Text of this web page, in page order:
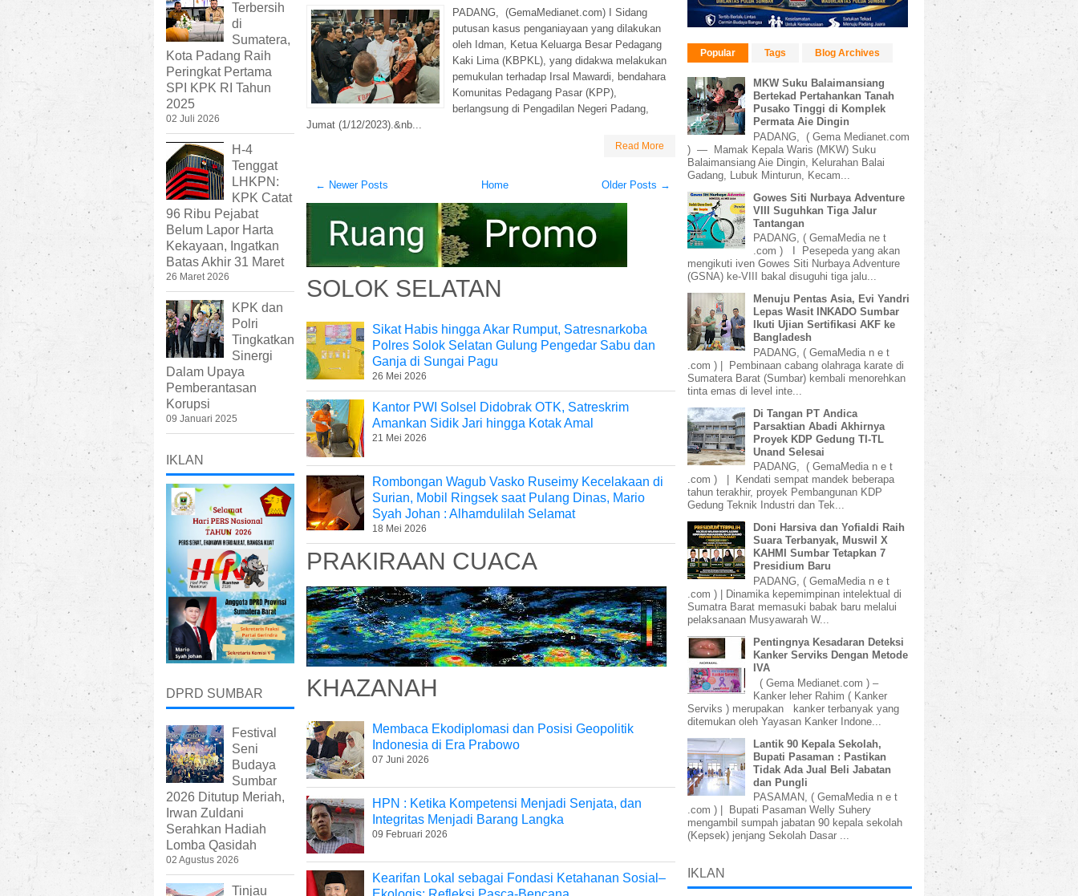
PADANG, (GemaMedianet.com) I Sidang
putusan kasus penganiayaan yang dilakukan
oleh Idman, Ketua Keluarga Besar Pedagang
Kaki Lima (KBPKL), yang didakwa melakukan
pemukulan terhadap Irsal Mawardi, bendahara
Komunitas Pedagang Pasar (KPP),
berlangsung di Pengadilan Negeri Padang,
Jumat (1/12/2023).&nb...
Read More
← Newer Posts Older Posts →
Home
SOLOK SELATAN
Sikat Habis hingga Akar Rumput, Satresnarkoba
Polres Solok Selatan Gulung Pengedar Sabu dan
Ganja di Sungai Pagu
26 Mei 2026
Kantor PWI Solsel Didobrak OTK, Satreskrim
Amankan Sidik Jari hingga Kotak Amal
21 Mei 2026
Rombongan Wagub Vasko Ruseimy Kecelakaan di
Surian, Mobil Ringsek saat Pulang Dinas, Mario
Syah Johan : Alhamdulilah Selamat
18 Mei 2026
PRAKIRAAN CUACA
KHAZANAH
Membaca Ekodiplomasi dan Posisi Geopolitik
Indonesia di Era Prabowo
07 Juni 2026
HPN : Ketika Kompetensi Menjadi Senjata, dan
Integritas Menjadi Barang Langka
09 Februari 2026
Kearifan Lokal sebagai Fondasi Ketahanan Sosial–
Terbersih
di
Sumatera,
Kota Padang Raih
Peringkat Pertama
SPI KPK RI Tahun
2025
02 Juli 2026
H-4
Tenggat
LHKPN:
KPK Catat
96 Ribu Pejabat
Belum Lapor Harta
Kekayaan, Ingatkan
Batas Akhir 31 Maret
26 Maret 2026
KPK dan
Polri
Tingkatkan
Sinergi
Dalam Upaya
Pemberantasan
Korupsi
09 Januari 2025
IKLAN
DPRD SUMBAR
Festival
Seni
Budaya
Sumbar
2026 Ditutup Meriah,
Irwan Zuldani
Serahkan Hadiah
Lomba Qasidah
02 Agustus 2026
Tinjau
Popular Tags Blog Archives
MKW Suku Balaimansiang
Bertekad Pertahankan Tanah
Pusako Tinggi di Komplek
Permata Aie Dingin
PADANG, ( Gema Medianet.com
) — Mamak Kepala Waris (MKW) Suku
Balaimansiang Aie Dingin, Kelurahan Balai
Gadang, Lubuk Minturun, Kecam...
Gowes Siti Nurbaya Adventure
VIII Suguhkan Tiga Jalur
Tantangan
PADANG, ( GemaMedia ne t
.com ) I Pesepeda yang akan
mengikuti iven Gowes Siti Nurbaya Adventure
(GSNA) ke-VIII bakal disuguhi tiga jalu...
Menuju Pentas Asia, Evi Yandri
Lepas Wasit INKADO Sumbar
Ikuti Ujian Sertifikasi AKF ke
Bangladesh
PADANG, ( GemaMedia n e t
.com ) | Pembinaan cabang olahraga karate di
Sumatera Barat (Sumbar) kembali menorehkan
tinta emas di level inte...
Di Tangan PT Andica
Parsaktian Abadi Akhirnya
Proyek KDP Gedung TI-TL
Unand Selesai
PADANG, ( GemaMedia n e t
.com ) | Kendati sempat mandek beberapa
tahun terakhir, proyek Pembangunan KDP
Gedung Teknik Industri dan Tek...
Doni Harsiva dan Yofialdi Raih
Suara Terbanyak, Muswil X
KAHMI Sumbar Tetapkan 7
Presidium Baru
PADANG, ( GemaMedia n e t
.com ) | Dinamika kepemimpinan intelektual di
Sumatra Barat memasuki babak baru melalui
pelaksanaan Musyawarah W...
Pentingnya Kesadaran Deteksi
Kanker Serviks Dengan Metode
IVA
( Gema Medianet.com ) –
Kanker leher Rahim ( Kanker
Serviks ) merupakan kanker terbanyak yang
ditemukan oleh Yayasan Kanker Indone...
Lantik 90 Kepala Sekolah,
Bupati Pasaman : Pastikan
Tidak Ada Jual Beli Jabatan
dan Pungli
PASAMAN, ( GemaMedia n e t
.com ) | Bupati Pasaman Welly Suhery
mengambil sumpah jabatan 90 kepala sekolah
(Kepsek) jenjang Sekolah Dasar ...
IKLAN